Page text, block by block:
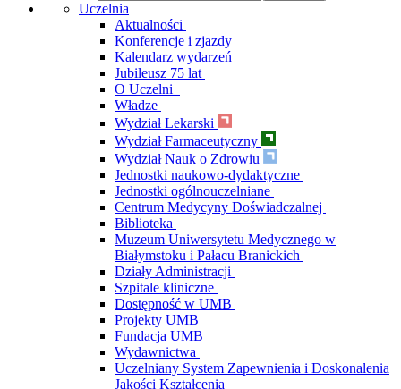
Uczelnia
Aktualności
Konferencje i zjazdy
Kalendarz wydarzeń
Jubileusz 75 lat
O Uczelni
Władze
Wydział Lekarski
Wydział Farmaceutyczny
Wydział Nauk o Zdrowiu
Jednostki naukowo-dydaktyczne
Jednostki ogólnouczelniane
Centrum Medycyny Doświadczalnej
Biblioteka
Muzeum Uniwersytetu Medycznego w
Białymstoku i Pałacu Branickich
Działy Administracji
Szpitale kliniczne
Dostępność w UMB
Projekty UMB
Fundacja UMB
Wydawnictwa
Uczelniany System Zapewnienia i Doskonalenia
Jakości Kształcenia